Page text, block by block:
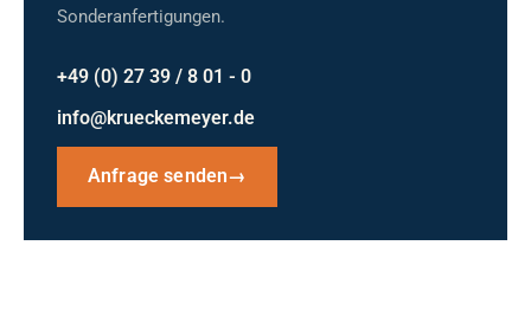
Sonderanfertigungen.
+49 (0) 27 39 / 8 01 - 0
info@krueckemeyer.de
Anfrage senden→